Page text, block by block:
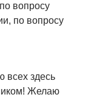
вопросу
по вопросу
всех здесь
Желаю